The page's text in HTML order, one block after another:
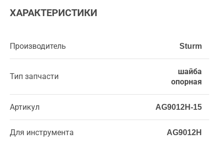
ХАРАКТЕРИСТИКИ
Производитель Sturm
Тип запчасти
шайба
опорная
Артикул AG9012H-15
Для инструмента AG9012H